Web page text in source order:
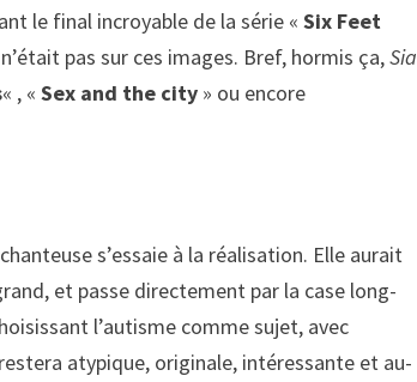
le final incroyable de la série «Six Feet
n’était pas sur ces images. Bref, hormis ça,Sia
« , «Sex and the city » ou encore
s’essaie à la réalisation. Elle aurait
et passe directement par la case long-
l’autisme comme sujet, avec
atypique, originale, intéressante et au-